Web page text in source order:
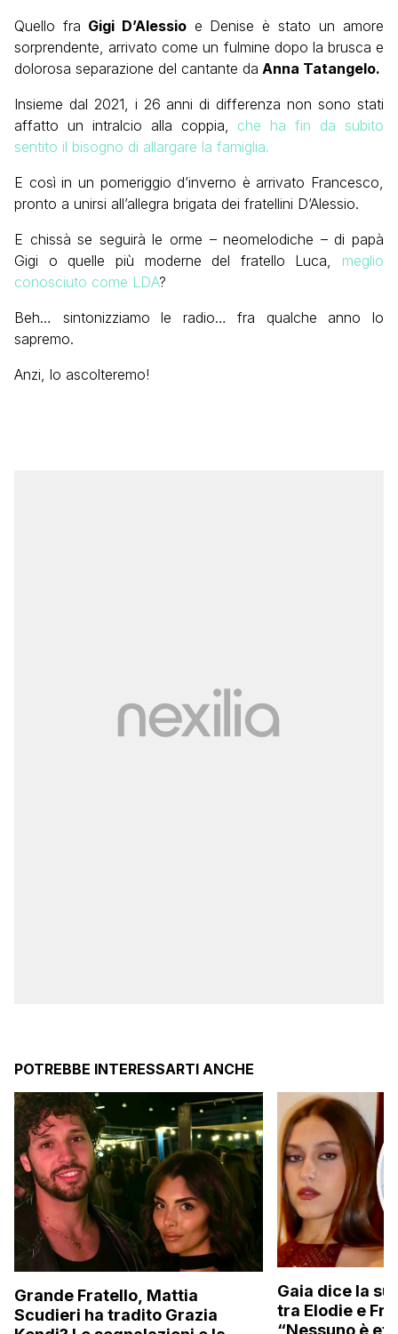
Quello fra Gigi D’Alessioe Denise è stato un amore
sorprendente, arrivato come un fulmine dopo la brusca e
dolorosa separazione del cantante da Anna Tatangelo.
Insieme dal 2021, i 26 anni di differenza non sono stati
affatto un intralcio alla coppia,
che ha fin da subito
sentito il bisogno di allargare la famiglia.
E così in un pomeriggio d’inverno è arrivato Francesco,
pronto a unirsi all’allegra brigata dei fratellini D’Alessio.
E chissà se seguirà le orme – neomelodiche – di papà
Gigi o quelle più moderne del fratello Luca,
meglio
conosciuto come LDA?
Beh… sintonizziamo le radio… fra qualche anno lo
sapremo.
Anzi, lo ascolteremo!
POTREBBE INTERESSARTI ANCHE
Grande Fratello, Mattia
Scudieri ha tradito Grazia
Gaia dice la
tra Elodie e
“Nessuno è